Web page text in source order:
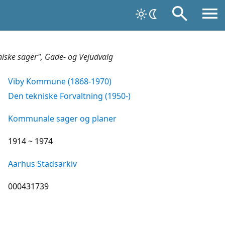
sager", Gade- og Vejudvalg
Viby Kommune (1868-1970)
Den tekniske Forvaltning (1950-)
Kommunale sager og planer
1914 ~ 1974
Aarhus Stadsarkiv
000431739